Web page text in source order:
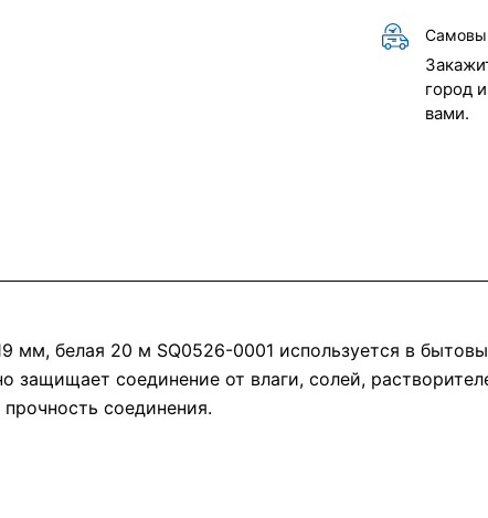
город
вами.
мм, белая 20 м SQ0526-0001 используется в
защищает соединение от влаги, солей,
соединения.